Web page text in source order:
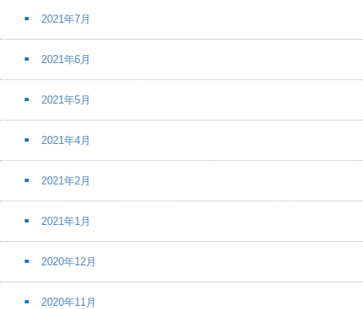
2021年7月
2021年6月
2021年5月
2021年4月
2021年2月
2021年1月
2020年12月
2020年11月